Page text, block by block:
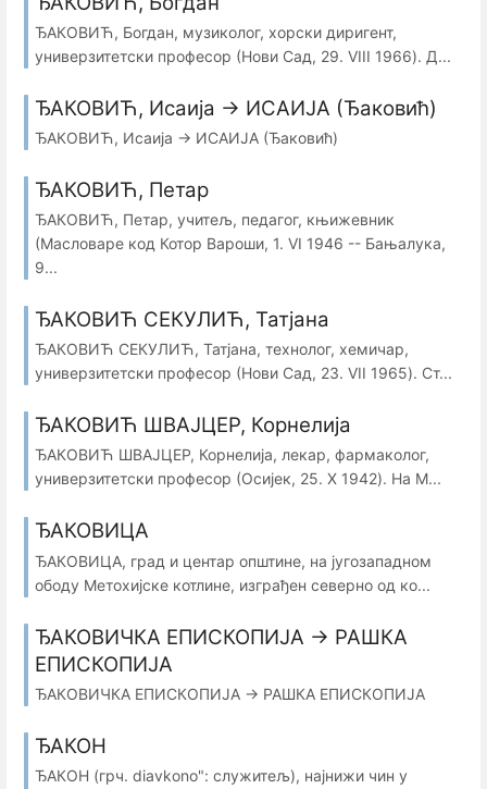
ЂАКОВИЋ, Богдан, музиколог, хорски диригент,
универзитетски професор (Нови Сад, 29. VIII 1966). Д...
ЂАКОВИЋ, Исаија → ИСАИЈА (Ђаковић)
ЂАКОВИЋ, Исаија → ИСАИЈА (Ђаковић)
ЂАКОВИЋ, Петар
ЂАКОВИЋ, Петар, учитељ, педагог, књижевник
(Масловаре код Котор Вароши, 1. VI 1946 -- Бањалука,
9...
ЂАКОВИЋ СЕКУЛИЋ, Татјана
ЂАКОВИЋ СЕКУЛИЋ, Татјана, технолог, хемичар,
универзитетски професор (Нови Сад, 23. VII 1965). Ст...
ЂАКОВИЋ ШВАЈЦЕР, Корнелија
ЂАКОВИЋ ШВАЈЦЕР, Корнелија, лекар, фармаколог,
универзитетски професор (Осијек, 25. X 1942). На М...
ЂАКОВИЦА
ЂАКОВИЦА, град и центар општине, на југозападном
ободу Метохијске котлине, изграђен северно од ко...
ЂАКОВИЧКА ЕПИСКОПИЈА → РАШКА
ЕПИСКОПИЈА
ЂАКОВИЧКА ЕПИСКОПИЈА → РАШКА ЕПИСКОПИЈА
ЂАКОН
ЂАКОН (грч. diavkono": служитељ), најнижи чин у